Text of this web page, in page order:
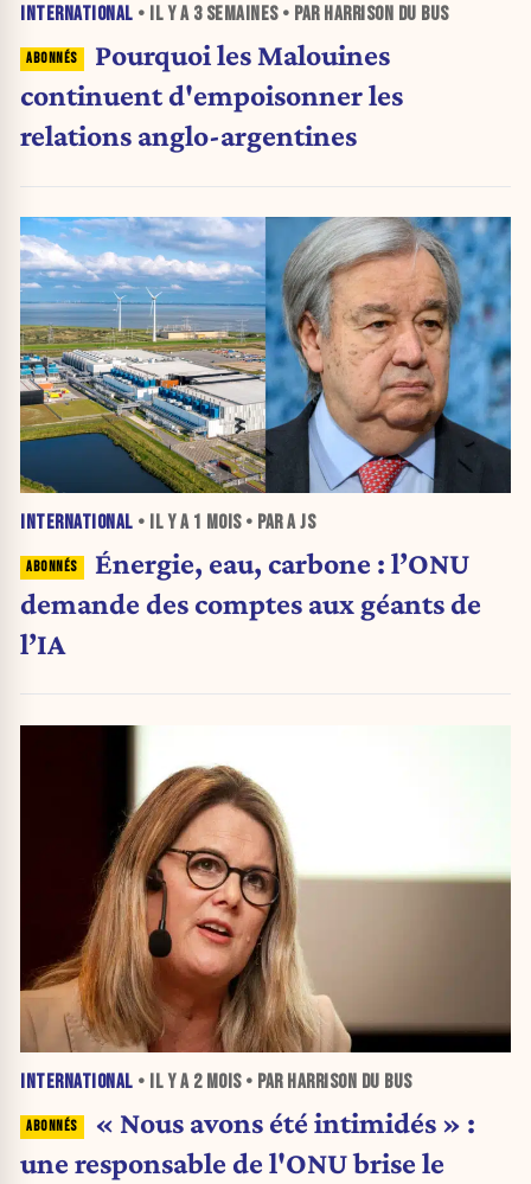
INTERNATIONAL • IL Y A 3 SEMAINES• PAR HARRISON DU BUS
Pourquoi les Malouines
continuent d'empoisonner les
relations anglo-argentines
INTERNATIONAL • IL Y A 1 MOIS• PAR A JS
Énergie, eau, carbone : l’ONU
demande des comptes aux géants de
l’IA
INTERNATIONAL • IL Y A 2 MOIS• PAR HARRISON DU BUS
« Nous avons été intimidés » :
une responsable de l'ONU brise le